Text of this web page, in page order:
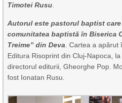
Timotei Rusu
Autorul este pastorul baptist
comunitatea baptistă în Biserica
Treime” din Deva . Cartea a
Editura Risoprint din Cluj-Napoca,
directorul editurii, Gheorghe Pop.
fost Ionatan Rusu.